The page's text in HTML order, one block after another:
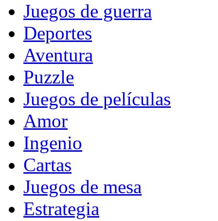
Juegos de guerra
Deportes
Aventura
Puzzle
Juegos de películas
Amor
Ingenio
Cartas
Juegos de mesa
Estrategia